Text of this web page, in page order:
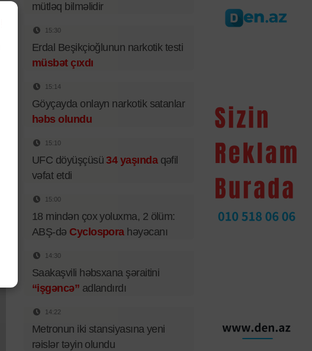
mütləq bilməlidir
15:30
Erdal Beşikçioğlunun narkotik testi
müsbət çıxdı
15:14
Göyçayda onlayn narkotik satanlar
həbs olundu
15:10
UFC döyüşçüsü34 yaşındaqəfil
vəfat etdi
15:00
18 mindən çox yoluxma, 2 ölüm:
ABŞ-də Cyclosporahəyəcanı
14:30
Saakaşvili həbsxana şəraitini
“işgəncə” adlandırdı
14:22
Metronun iki stansiyasına yeni
rəislər təyin olundu